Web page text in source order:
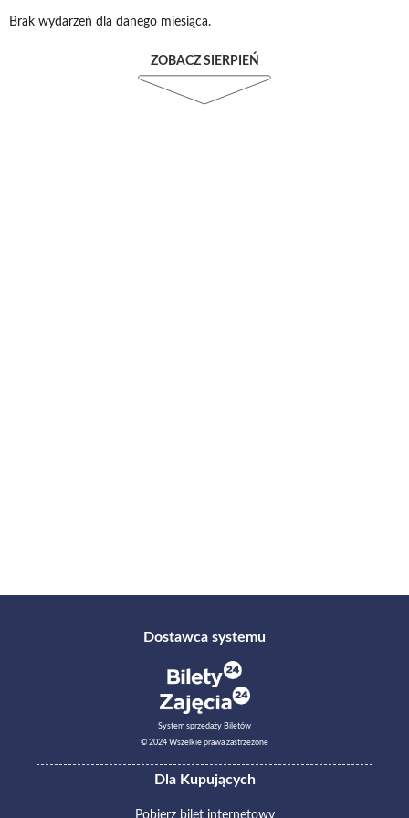
Brak wydarzeń dla danego miesiąca.
ZOBACZ SIERPIEŃ
Dostawca systemu
System sprzedaży Biletów
© 2024 Wszelkie prawa zastrzeżone
Dla Kupujących
Pobierz bilet internetowy